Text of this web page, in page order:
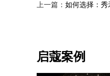
上一篇： 如何选择：秀
启蔻案例